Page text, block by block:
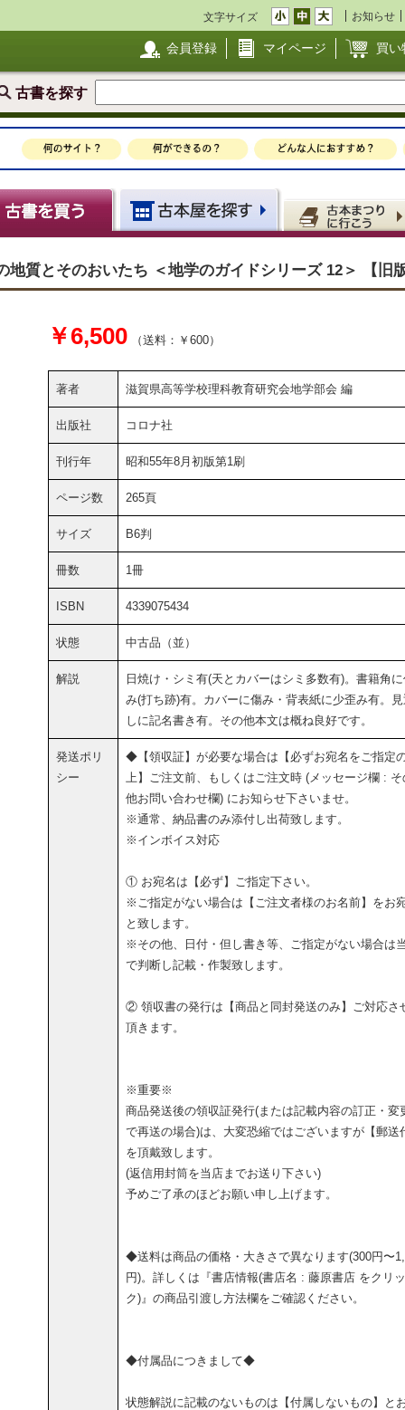
文字サイズ お知らせ
会員登録 マイページ 買い
古書を探す
質とそのおいたち ＜地学のガイドシリーズ 12＞ 【旧版
￥6,500 （送料：￥600）
著者 滋賀県高等学校理科教育研究会地学部会 編
出版社 コロナ社
刊行年 昭和55年8月初版第1刷
ページ数 265頁
サイズ B6判
冊数 1冊
ISBN 4339075434
状態 中古品（並）
解説
日焼け・シミ有(天とカバーはシミ多数有)。書籍角
み(打ち跡)有。カバーに傷み・背表紙に少歪み有。見
しに記名書き有。その他本文は概ね良好です。
発送ポリ
シー
◆【領収証】が必要な場合は【必ずお宛名をご指定
上】ご注文前、もしくはご注文時 (メッセージ欄 : そ
他お問い合わせ欄) にお知らせ下さいませ。
※通常、納品書のみ添付し出荷致します。
※インボイス対応
① お宛名は【必ず】ご指定下さい。
※ご指定がない場合は【ご注文者様のお名前】をお
と致します。
※その他、日付・但し書き等、ご指定がない場合は
で判断し記載・作製致します。
② 領収書の発行は【商品と同封発送のみ】ご対応さ
頂きます。
※重要※
商品発送後の領収証発行(または記載内容の訂正・変
で再送の場合)は、大変恐縮ではございますが【郵送
を頂戴致します。
(返信用封筒を当店までお送り下さい)
予めご了承のほどお願い申し上げます。
◆送料は商品の価格・大きさで異なります(300円〜
円)。詳しくは『書店情報(書店名 : 藤原書店 をクリッ
ク)』の商品引渡し方法欄をご確認ください。
◆付属品につきまして◆
状態解説に記載のないものは【付属しないもの】と